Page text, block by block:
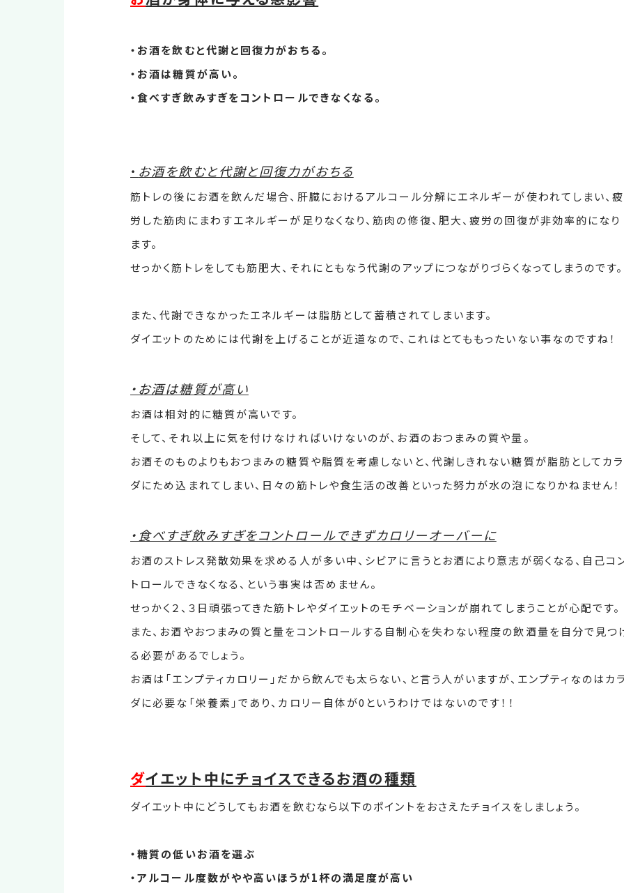
・お酒を飲むと代謝と回復力がおちる。
・お酒は糖質が高い。
・食べすぎ飲みすぎをコントロールできなくなる。
・ お酒を飲むと代謝と回復力がおちる
筋トレの後にお酒を飲んだ場合、肝臓におけるアルコール分解にエネルギーが使われてしまい、疲
労した筋肉にまわすエネルギーが足りなくなり、筋肉の修復、肥大、疲労の回復が非効率的になり
ます。
せっかく筋トレをしても筋肥大、それにともなう代謝のアップにつながりづらくなってしまうのです。
また、代謝できなかったエネルギーは脂肪として蓄積されてしまいます。
ダイエットのためには代謝を上げることが近道なので、これはとてももったいない事なのですね！
・お酒は糖質が高い
お酒は相対的に糖質が高いです。
そして、それ以上に気を付けなければいけないのが、お酒のおつまみの質や量。
お酒そのものよりもおつまみの糖質や脂質を考慮しないと、代謝しきれない糖質が脂肪としてカラ
ダにため込まれてしまい、日々の筋トレや食生活の改善といった努力が水の泡になりかねません！
・食べすぎ飲みすぎをコントロールできずカロリーオーバーに
お酒のストレス発散効果を求める人が多い中、シビアに言うとお酒により意志が弱くなる、自己コ
トロールできなくなる、という事実は否めません。
せっかく２、３日頑張ってきた筋トレやダイエットのモチベーションが崩れてしまうことが心配です。
また、お酒やおつまみの質と量をコントロールする自制心を失わない程度の飲酒量を自分で見つ
る必要があるでしょう。
お酒は「エンプティカロリー」だから飲んでも太らない、と言う人がいますが、エンプティなのはカ
ダに必要な「栄養素」であり、カロリー自体が0というわけではないのです！！
ダイエット中にチョイスできるお酒の種類
ダイエット中にどうしてもお酒を飲むなら以下のポイントをおさえたチョイスをしましょう。
・糖質の低いお酒を選ぶ
・アルコール度数がやや高いほうが1杯の満足度が高い